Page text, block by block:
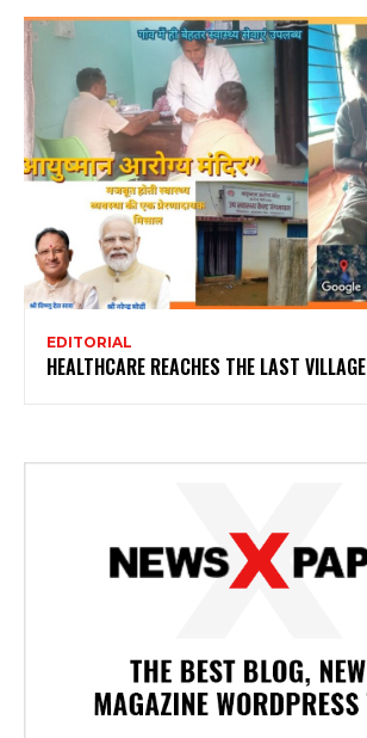
EDITORIAL
HEALTHCARE REACHES THE LAST VILLAGE